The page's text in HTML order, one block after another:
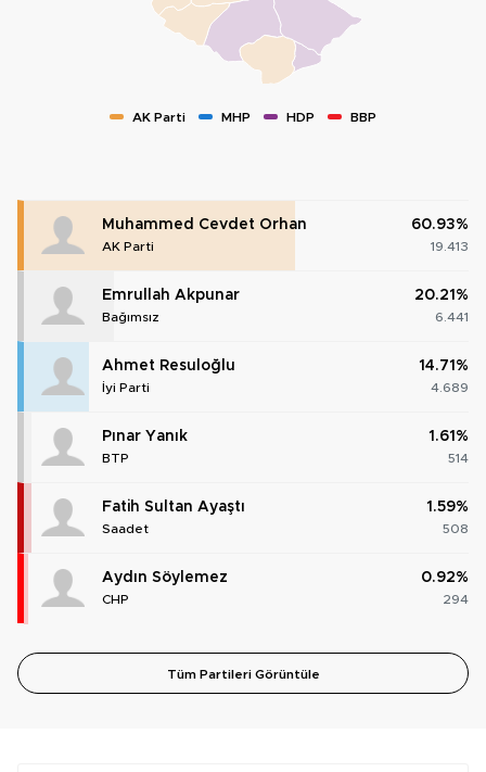
AK Parti MHP HDP BBP
Muhammed Cevdet Orhan
AK Parti
60.93%
19.413
Emrullah Akpunar
Bağımsız
20.21%
6.441
Ahmet Resuloğlu
İyi Parti
14.71%
4.689
Pınar Yanık
BTP
1.61%
514
Fatih Sultan Ayaştı
Saadet
1.59%
508
Aydın Söylemez
CHP
0.92%
294
Tüm Partileri Görüntüle